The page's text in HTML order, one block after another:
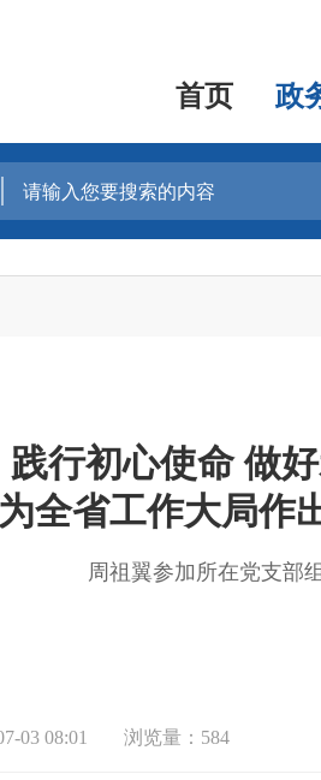
首页 政
践行初心使命 做
为全省工作大局作
周祖翼参加所在党支部
03 08:01 浏览量：584